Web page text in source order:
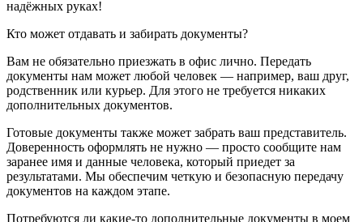
надёжных руках!
Кто может отдавать и забирать документы?
Вам не обязательно приезжать в офис лично. Передать
документы нам может любой человек — например, ваш друг,
родственник или курьер. Для этого не требуется никаких
дополнительных документов.
Готовые документы также может забрать ваш представитель.
Доверенность оформлять не нужно — просто сообщите нам
заранее имя и данные человека, который приедет за
результатами. Мы обеспечим четкую и безопасную передачу
документов на каждом этапе.
Потребуются ли какие-то дополнительные документы в моем